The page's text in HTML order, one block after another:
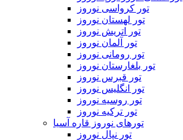
تور کرواسی نوروز
تور لهستان نوروز
تور اتریش نوروز
تور آلمان نوروز
تور رومانی نوروز
تور بلغارستان نوروز
تور قبرس نوروز
تور انگلیس نوروز
تور روسیه نوروز
تور ترکیه نوروز
تورهای نوروز قاره آسیا
تور نپال نوروز